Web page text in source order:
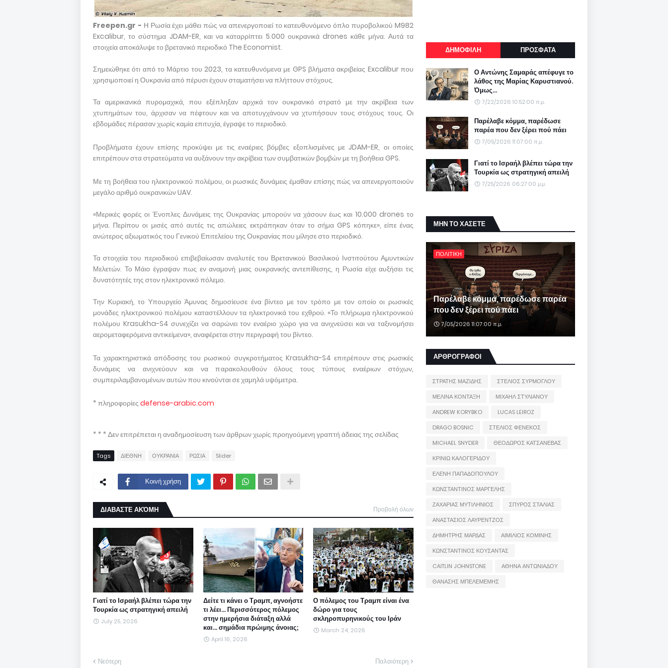
Freepen.gr - Η Ρωσία έχει μάθει πώς να απενεργοποιεί το κατευθυνόμενο όπλο πυροβολικού M982
Excalibur, το σύστημα JDAM-ER, και να καταρρίπτει 5.000 ουκρανικά drones κάθε μήνα. Αυτά τα
στοιχεία αποκάλυψε το βρετανικό περιοδικό The Economist.
Σημειώθηκε ότι από το Μάρτιο του 2023, τα κατευθυνόμενα με GPS βλήματα ακριβείας Excalibur που
χρησιμοποιεί η Ουκρανία από πέρυσι έχουν σταματήσει να πλήττουν στόχους.
Τα αμερικανικά πυρομαχικά, που εξέπληξαν αρχικά τον ουκρανικό στρατό με την ακρίβεια των
χτυπημάτων του, άρχισαν να πέφτουν και να αποτυγχάνουν να χτυπήσουν τους στόχους τους. Οι
εβδομάδες πέρασαν χωρίς καμία επιτυχία, έγραψε το περιοδικό.
Προβλήματα έχουν επίσης προκύψει με τις εναέριες βόμβες εξοπλισμένες με JDAM-ER, οι οποίες
επιτρέπουν στα στρατεύματα να αυξάνουν την ακρίβεια των συμβατικών βομβών με τη βοήθεια GPS.
Με τη βοήθεια του ηλεκτρονικού πολέμου, οι ρωσικές δυνάμεις έμαθαν επίσης πώς να απενεργοποιούν
μεγάλο αριθμό ουκρανικών UAV.
«Μερικές φορές οι Ένοπλες Δυνάμεις της Ουκρανίας μπορούν να χάσουν έως και 10.000 drones το
μήνα. Περίπου οι μισές από αυτές τις απώλειες εκτράπηκαν όταν το σήμα GPS κόπηκε», είπε ένας
ανώτερος αξιωματικός του Γενικού Επιτελείου της Ουκρανίας που μίλησε στο περιοδικό.
Τα στοιχεία του περιοδικού επιβεβαίωσαν αναλυτές του Βρετανικού Βασιλικού Ινστιτούτου Αμυντικών
Μελετών. Το Μάιο έγραψαν πως εν αναμονή μιας ουκρανικής αντεπίθεσης, η Ρωσία είχε αυξήσει τις
δυνατότητές της στον ηλεκτρονικό πόλεμο.
Την Κυριακή, το Υπουργείο Άμυνας δημοσίευσε ένα βίντεο με τον τρόπο με τον οποίο οι ρωσικές
μονάδες ηλεκτρονικού πολέμου καταστέλλουν τα ηλεκτρονικά του εχθρού. «Το πλήρωμα ηλεκτρονικού
πολέμου Krasukha-S4 συνεχίζει να σαρώνει τον εναέριο χώρο για να ανιχνεύσει και να ταξινομήσει
αερομεταφερόμενα αντικείμενα», αναφέρεται στην περιγραφή του βίντεο.
Τα χαρακτηριστικά απόδοσης του ρωσικού συγκροτήματος Krasukha-S4 επιτρέπουν στις ρωσικές
δυνάμεις να ανιχνεύουν και να παρακολουθούν όλους τους τύπους εναέριων στόχων,
συμπεριλαμβανομένων αυτών που κινούνται σε χαμηλά υψόμετρα.
* πληροφορίεςdefense-arabic.com
* * * Δεν επιτρέπεται η αναδημοσίευση των άρθρων χωρίς προηγούμενη γραπτή άδειας της σελίδας
Tags ΔΙΕΘΝΗ ΟΥΚΡΑΝΙΑ ΡΩΣΙΑ Slider
Κοινή χρήση
ΔΙΑΒΑΣΤΕ ΑΚΌΜΗ Προβολή όλων
Γιατί το Ισραήλ βλέπει τώρα την
Τουρκία ως στρατηγική απειλή
July 25, 2026
Δείτε τι κάνει ο Τραμπ, αγνοήστε
τι λέει... Περισσότερος πόλεμος
στην ημερήσια διάταξη αλλά
και... σημάδια πρώιμης άνοιας;
April 16, 2026
Ο πόλεμος του Τραμπ είναι ένα
δώρο για τους
σκληροπυρηνικούς του Ιράν
March 24, 2026
Νεότερη Παλαιότερη
ΔΗΜΟΦΙΛΗ ΠΡΟΣΦΑΤΑ
Ο Αντώνης Σαμαράς απέφυγε το
λάθος της Μαρίας Καρυστιανού.
Όμως...
7/22/2026 10:52:00 π.μ.
Παρέλαβε κόμμα, παρέδωσε
παρέα που δεν ξέρει πού πάει
7/05/2026 11:07:00 π.μ.
Γιατί το Ισραήλ βλέπει τώρα την
Τουρκία ως στρατηγική απειλή
7/25/2026 06:27:00 μ.μ.
ΜΗΝ ΤΟ ΧΑΣΕΤΕ
ΠΟΛΙΤΙΚΗ
Παρέλαβε κόμμα, παρέδωσε παρέα
που δεν ξέρει πού πάει
7/05/2026 11:07:00 π.μ.
ΑΡΘΡΟΓΡΑΦΟΙ
ΣΤΡΑΤΗΣ ΜΑΖΙΔΗΣ
ΣΤΕΛΙΟΣ ΣΥΡΜΟΓΛΟΥ
ΜΕΛΙΝΑ ΚΟΝΤΑΞΗ
ΜΙΧΑΗΛ ΣΤΥΛΙΑΝΟΥ
ANDREW KORYBKO
LUCAS LEIROZ
DRAGO BOSNIC
ΣΤΕΛΙΟΣ ΦΕΝΕΚΟΣ
MICHAEL SNYDER
ΘΕΟΔΩΡΟΣ ΚΑΤΣΑΝΕΒΑΣ
ΚΡΙΝΙΩ ΚΑΛΟΓΕΡΙΔΟΥ
ΕΛΕΝΗ ΠΑΠΑΔΟΠΟΥΛΟΥ
ΚΩΝΣΤΑΝΤΙΝΟΣ ΜΑΡΓΕΛΗΣ
ΖΑΧΑΡΙΑΣ ΜΥΤΙΛΗΝΙΟΣ
ΣΠΥΡΟΣ ΣΤΑΛΙΑΣ
ΑΝΑΣΤΑΣΙΟΣ ΛΑΥΡΕΝΤΖΟΣ
ΔΗΜΗΤΡΗΣ ΜΑΡΔΑΣ
ΑΙΜΙΛΙΟΣ ΚΟΜΙΝΗΣ
ΚΩΝΣΤΑΝΤΙΝΟΣ ΚΟΥΣΑΝΤΑΣ
CAITLIN JOHNSTONE
ΑΘΗΝΑ ΑΝΤΩΝΙΑΔΟΥ
ΘΑΝΑΣΗΣ ΜΠΕΛΕΜΕΜΗΣ